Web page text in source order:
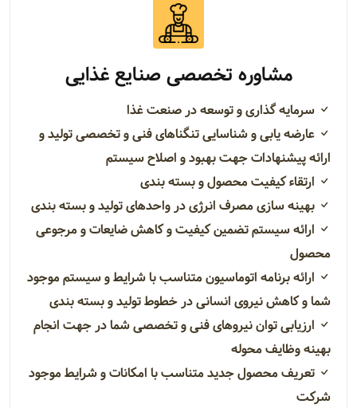
مشاوره تخصصی صنایع غذایی
سرمایه گذاری و توسعه در صنعت غذا
عارضه یابی و شناسایی تنگناهای فنی و تخصصی تولید و
ارائه پیشنهادات جهت بهبود و اصلاح سیستم
ارتقاء کیفیت محصول و بسته بندی
بهینه سازی مصرف انرژی در واحدهای تولید و بسته بندی
ارائه سیستم تضمین کیفیت و کاهش ضایعات و مرجوعی
محصول
ارائه برنامه اتوماسیون متناسب با شرایط و سیستم موجود
شما و کاهش نیروی انسانی در خطوط تولید و بسته بندی
ارزیابی توان نیروهای فنی و تخصصی شما در جهت انجام
بهینه وظایف محوله
تعریف محصول جدید متناسب با امکانات و شرایط موجود
شرکت